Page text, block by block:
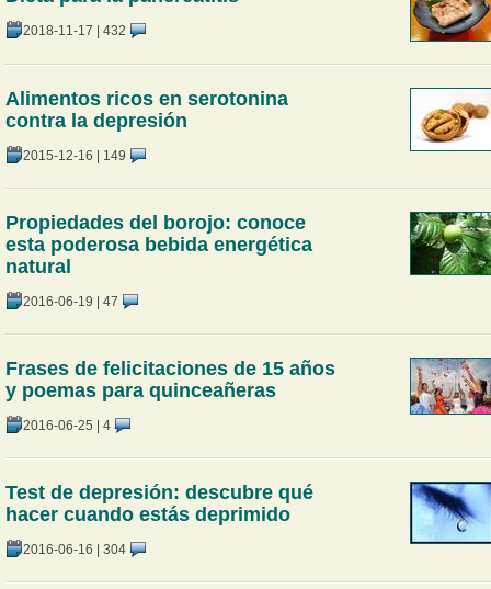
2018-11-17 | 432
Alimentos ricos en serotonina
contra la depresión
2015-12-16 | 149
Propiedades del borojo: conoce
esta poderosa bebida energética
natural
2016-06-19 | 47
Frases de felicitaciones de 15 años
y poemas para quinceañeras
2016-06-25 | 4
Test de depresión: descubre qué
hacer cuando estás deprimido
2016-06-16 | 304